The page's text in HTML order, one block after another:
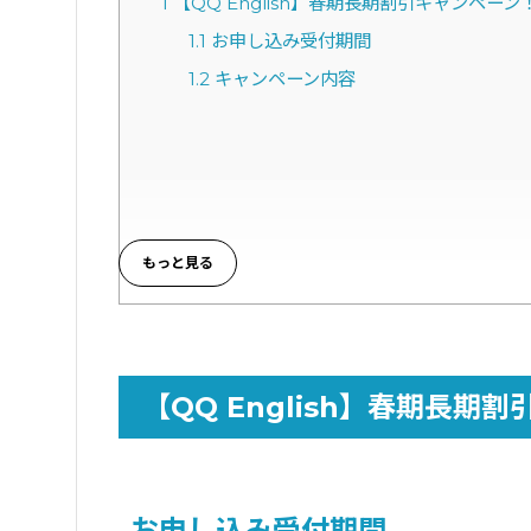
1.1 お申し込み受付期間
1.2キャンペーン内容
【QQ English】春期長期割